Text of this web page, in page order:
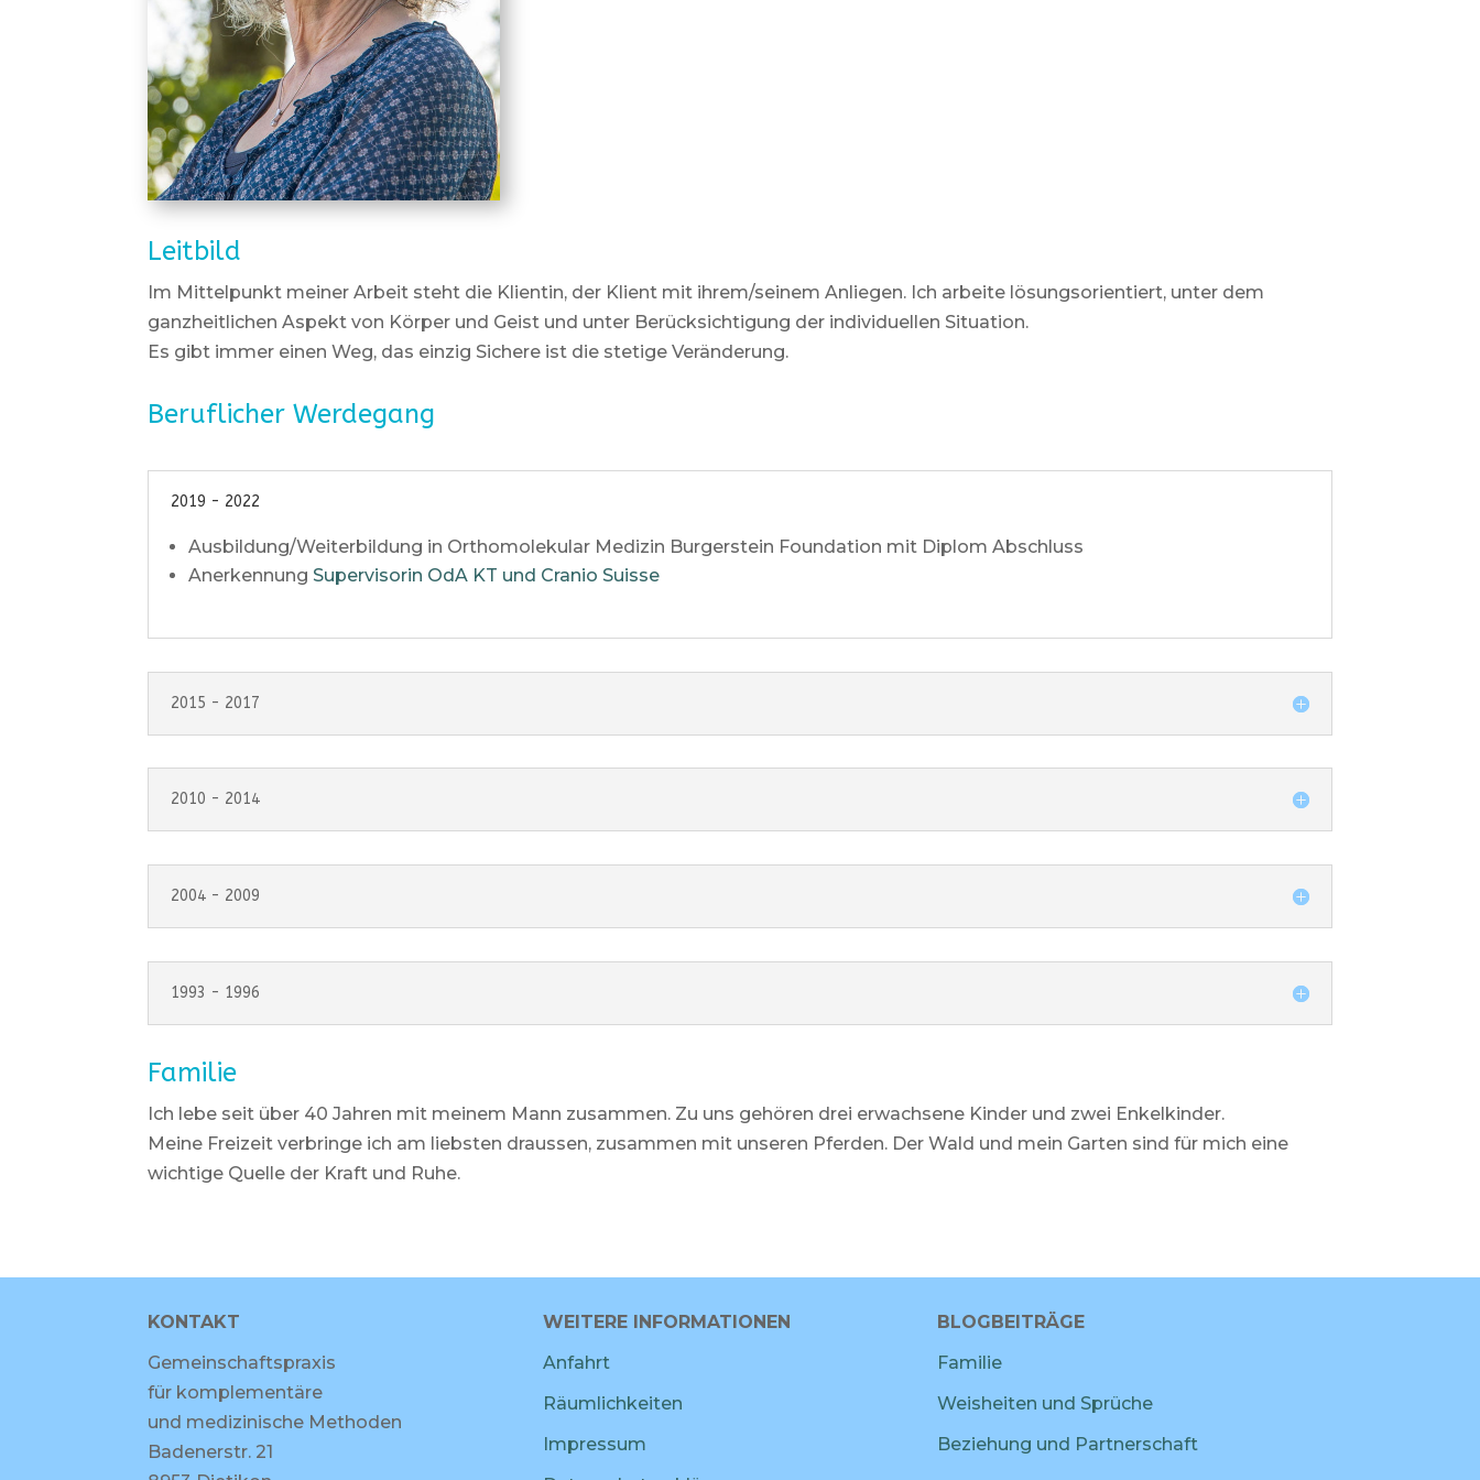
Leitbild
Im Mittelpunkt meiner Arbeit steht die Klientin, der Klient mit ihrem/seinem Anliegen. Ich arbeite lösungsorientiert, unter dem
ganzheitlichen Aspekt von Körper und Geist und unter Berücksichtigung der individuellen Situation.
Es gibt immer einen Weg, das einzig Sichere ist die stetige Veränderung.
Beruflicher Werdegang
2019 - 2022
Ausbildung/Weiterbildung in Orthomolekular Medizin Burgerstein Foundation mit Diplom Abschluss
Anerkennung Supervisorin OdA KT und Cranio Suisse
2015 - 2017
2010 - 2014
2004 - 2009
1993 - 1996
Familie
Ich lebe seit über 40 Jahren mit meinem Mann zusammen. Zu uns gehören drei erwachsene Kinder und zwei Enkelkinder.
Meine Freizeit verbringe ich am liebsten draussen, zusammen mit unseren Pferden. Der Wald und mein Garten sind für mich eine
wichtige Quelle der Kraft und Ruhe.
KONTAKT
Gemeinschaftspraxis
für komplementäre
und medizinische Methoden
Badenerstr. 21
WEITERE INFORMATIONEN
Anfahrt
Räumlichkeiten
Impressum
BLOGBEITRÄGE
Familie
Weisheiten und Sprüche
Beziehung und Partnerschaft